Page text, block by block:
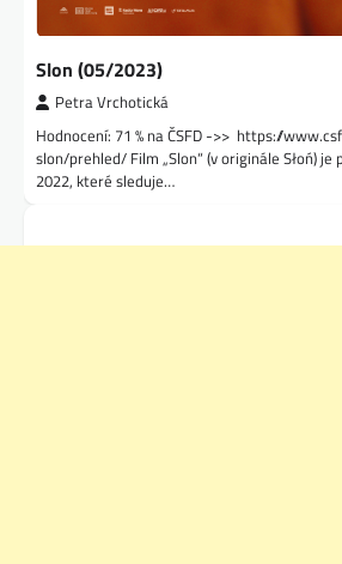
Slon (05/2023)
Petra Vrchotická
Hodnocení: 71 % na ČSFD ->> https://
slon/prehled/ Film „Slon“ (v originále Słoń) je
2022, které sleduje…